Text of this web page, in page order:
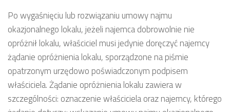
Po wygaśnięciu lub rozwiązaniu umowy najmu
okazjonalnego lokalu, jeżeli najemca dobrowolnie nie
opróżnił lokalu, właściciel musi jedynie doręczyć najemcy
żądanie opróżnienia lokalu, sporządzone na piśmie
opatrzonym urzędowo poświadczonym podpisem
właściciela. Żądanie opróżnienia lokalu zawiera w
szczególności: oznaczenie właściciela oraz najemcy, którego